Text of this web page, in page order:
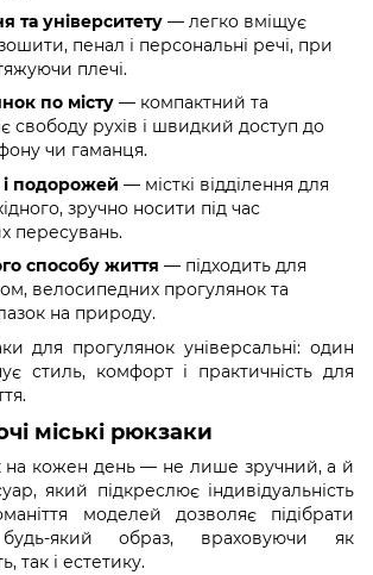
та університету — легко вміщує
пенал і персональні речі, при
плечі.
по місту — компактний та
свободу рухів і швидкий доступ до
чи гаманця.
подорожей — місткі відділення для
зручно носити під час
пересувань.
способу життя — підходить для
велосипедних прогулянок та
на природу.
для прогулянок універсальні: один
стиль, комфорт і практичність для
міські рюкзаки
на кожен день — не лише зручний, а й
який підкреслює індивідуальність
моделей дозволяє підібрати
який образ, враховуючи як
так і естетику.